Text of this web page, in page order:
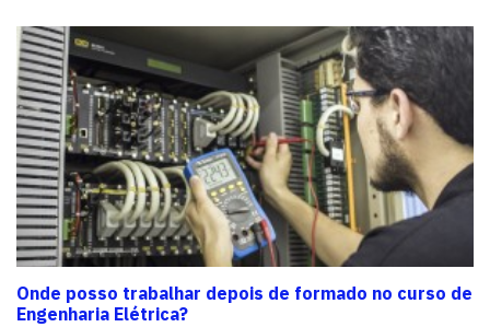
Onde posso trabalhar depois de formado no curso de
Engenharia Elétrica?